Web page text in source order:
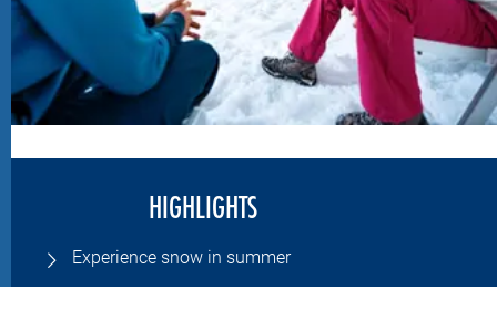
HIGHLIGHTS
Experience snow in summer